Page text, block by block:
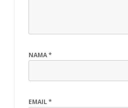
NAMA*
EMAIL*